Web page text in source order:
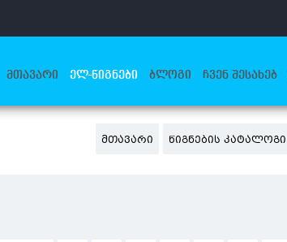
ᲛᲗᲐᲕᲐᲠᲘ ᲔᲚ-ᲬᲘᲒᲜᲔᲑᲘ ᲑᲚᲝᲒᲘ ᲩᲕᲔᲜ ᲨᲔᲡᲐᲮᲔᲑ
ᲛᲗᲐᲕᲐᲠᲘ ᲬᲘᲒᲜᲔᲑᲘᲡ ᲙᲐᲢᲐᲚᲝᲒᲘ